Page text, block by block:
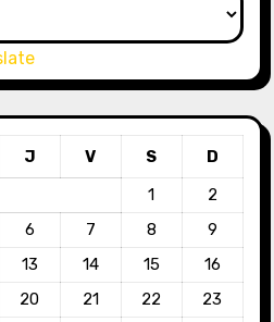
J V S
D
1
2
6 7 8
9
13 14 15
16
20 21 22
23